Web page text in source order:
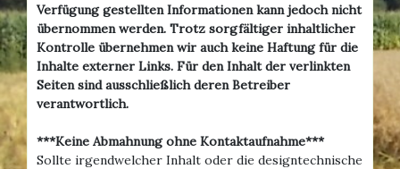
Verfügung gestellten Informationen kann jedoch nicht
übernommen werden. Trotz sorgfältiger inhaltlicher
Kontrolle übernehmen wir auch keine Haftung für die
Inhalte externer Links. Für den Inhalt der verlinkten
Seiten sind ausschließlich deren Betreiber
verantwortlich.
***Keine Abmahnung ohne Kontaktaufnahme***
Sollte irgendwelcher Inhalt oder die designtechnische